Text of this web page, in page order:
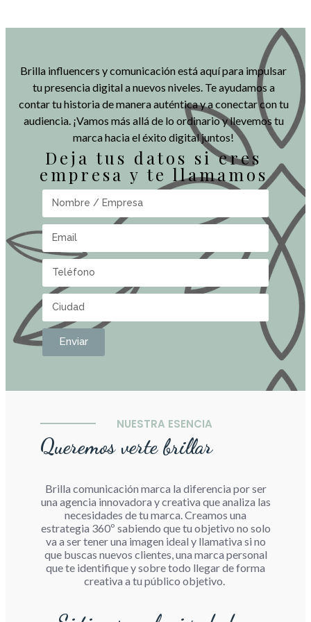
Brilla influencers y comunicación está aquí para impulsar
tu presencia digital a nuevos niveles. Te ayudamos a
contar tu historia de manera auténtica y a conectar con tu
audiencia. ¡Vamos más allá de lo ordinario y llevemos tu
marca hacia el éxito digital juntos!
Deja tus datos si eres
empresa y te llamamos
Enviar
NUESTRA ESENCIA
Queremos verte brillar
Brilla comunicación marca la diferencia por ser
una agencia innovadora y creativa que analiza las
necesidades de tu marca. Creamos una
estrategia 360º sabiendo que tu objetivo no solo
va a ser tener una imagen ideal y llamativa si no
que buscas nuevos clientes, una marca personal
que te identifique y sobre todo llegar de forma
creativa a tu público objetivo.